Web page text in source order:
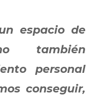
espacio de
también
personal
conseguir,